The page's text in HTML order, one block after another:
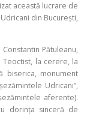
această lucrare de
din Bucureşti,
Pătuleanu,
la cerere, la
biserica, monument
Udricani”,
aferente).
dorinţa sinceră de